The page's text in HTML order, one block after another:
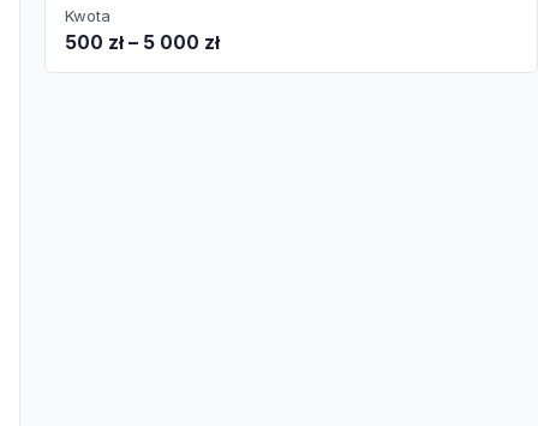
Kwota
500 zł – 5 000 zł